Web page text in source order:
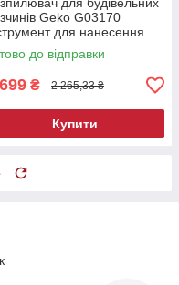
для будівельних
Geko G03170
для нанесення
на стелю
до відправки
₴ 2 265,33 ₴
Купити